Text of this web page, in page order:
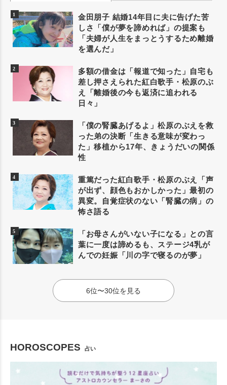
金田朋子 結婚14年目に夫に告げた苦
しさ「僕が夢を諦めれば」の提案も
「夫婦が人生をまっとうするため離婚
を選んだ」
多額の借金は「報道で知った」自宅も
差し押さえられた紅白歌手・松原のぶ
え「離婚後の今も返済に追われる
日々」
「僕の腎臓あげるよ」松原のぶえを救
った弟の決断「生きる意味が変わっ
た」移植から17年、きょうだいの関係
性
重篤だった紅白歌手・松原のぶえ「声
が出ず、顔色もおかしかった」最初の
異変。自覚症状のない「腎臓の病」の
怖さ語る
「お母さんがいない子になる」との言
葉に一度は諦めるも、ステージ4乳が
んでの妊娠「川の字で寝るのが夢」
6位〜30位を見る
HOROSCOPES 占い